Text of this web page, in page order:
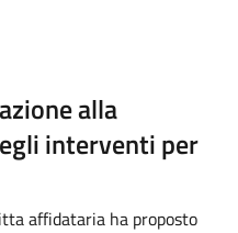
alla
interventi per
affidataria ha proposto